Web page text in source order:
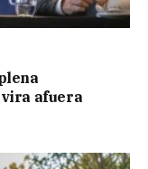
afuera